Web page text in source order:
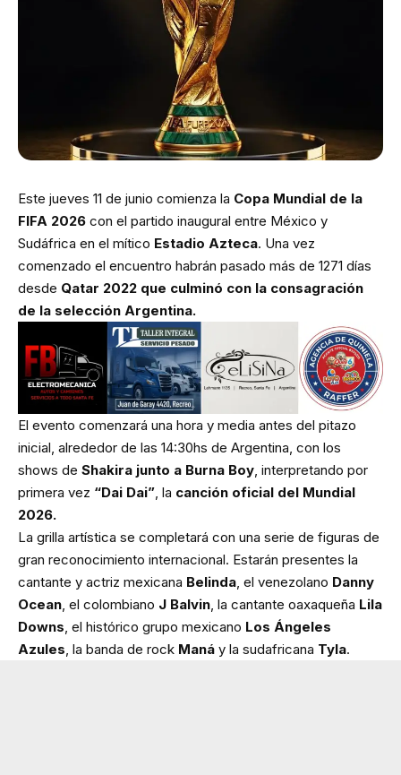
Este jueves 11 de junio comienza la Copa Mundial de la
FIFA 2026 con el partido inaugural entre México y
Sudáfrica en el mítico Estadio Azteca. Una vez
comenzado el encuentro habrán pasado más de 1271 días
desde Qatar 2022 que culminó con la consagración
de la selección Argentina.
El evento comenzará una hora y media antes del pitazo
inicial, alrededor de las 14:30hs de Argentina, con los
shows de Shakira junto a Burna Boy, interpretando por
primera vez “Dai Dai”, la canción oficial del Mundial
2026.
La grilla artística se completará con una serie de figuras de
gran reconocimiento internacional. Estarán presentes la
cantante y actriz mexicana Belinda, el venezolano Danny
Ocean, el colombiano J Balvin, la cantante oaxaqueña Lila
Downs, el histórico grupo mexicano Los Ángeles
Azules, la banda de rock Maná y la sudafricana Tyla.